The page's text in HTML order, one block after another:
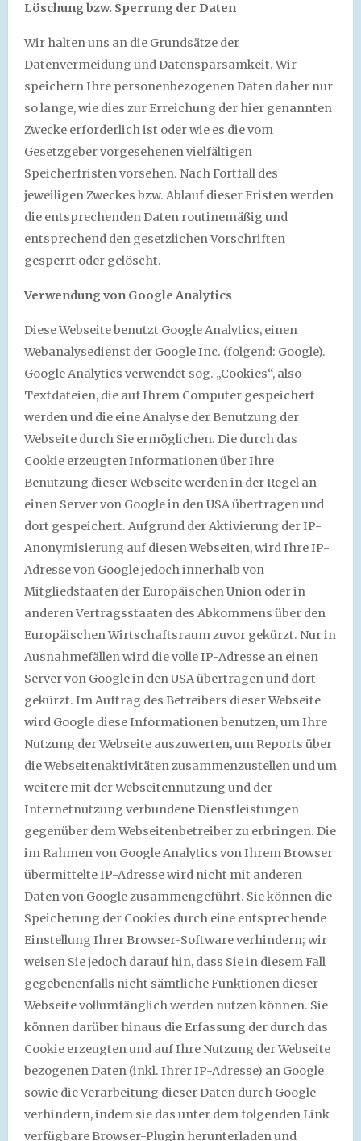
Löschung bzw. Sperrung der Daten
Wir halten uns an die Grundsätze der
Datenvermeidung und Datensparsamkeit. Wir
speichern Ihre personenbezogenen Daten daher nur
so lange, wie dies zur Erreichung der hier genannten
Zwecke erforderlich ist oder wie es die vom
Gesetzgeber vorgesehenen vielfältigen
Speicherfristen vorsehen. Nach Fortfall des
jeweiligen Zweckes bzw. Ablauf dieser Fristen werden
die entsprechenden Daten routinemäßig und
entsprechend den gesetzlichen Vorschriften
gesperrt oder gelöscht.
Verwendung von Google Analytics
Diese Webseite benutzt Google Analytics, einen
Webanalysedienst der Google Inc. (folgend: Google).
Google Analytics verwendet sog. „Cookies“, also
Textdateien, die auf Ihrem Computer gespeichert
werden und die eine Analyse der Benutzung der
Webseite durch Sie ermöglichen. Die durch das
Cookie erzeugten Informationen über Ihre
Benutzung dieser Webseite werden in der Regel an
einen Server von Google in den USA übertragen und
dort gespeichert. Aufgrund der Aktivierung der IP-
Anonymisierung auf diesen Webseiten, wird Ihre IP-
Adresse von Google jedoch innerhalb von
Mitgliedstaaten der Europäischen Union oder in
anderen Vertragsstaaten des Abkommens über den
Europäischen Wirtschaftsraum zuvor gekürzt. Nur in
Ausnahmefällen wird die volle IP-Adresse an einen
Server von Google in den USA übertragen und dort
gekürzt. Im Auftrag des Betreibers dieser Webseite
wird Google diese Informationen benutzen, um Ihre
Nutzung der Webseite auszuwerten, um Reports über
die Webseitenaktivitäten zusammenzustellen und um
weitere mit der Webseitennutzung und der
Internetnutzung verbundene Dienstleistungen
gegenüber dem Webseitenbetreiber zu erbringen. Die
im Rahmen von Google Analytics von Ihrem Browser
übermittelte IP-Adresse wird nicht mit anderen
Daten von Google zusammengeführt. Sie können die
Speicherung der Cookies durch eine entsprechende
Einstellung Ihrer Browser-Software verhindern; wir
weisen Sie jedoch darauf hin, dass Sie in diesem Fall
gegebenenfalls nicht sämtliche Funktionen dieser
Webseite vollumfänglich werden nutzen können. Sie
können darüber hinaus die Erfassung der durch das
Cookie erzeugten und auf Ihre Nutzung der Webseite
bezogenen Daten (inkl. Ihrer IP-Adresse) an Google
sowie die Verarbeitung dieser Daten durch Google
verhindern, indem sie das unter dem folgenden Link
verfügbare Browser-Plugin herunterladen und